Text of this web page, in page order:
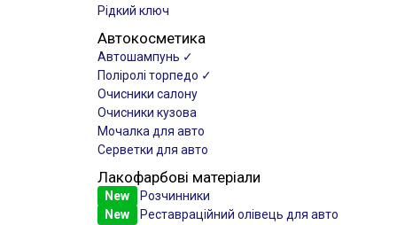
Рідкий ключ
Автокосметика
Автошампунь ✓
Поліролі торпедо ✓
Очисники салону
Очисники кузова
Мочалка для авто
Серветки для авто
Лакофарбові матеріали
New
Розчинники
New
Реставраційний олівець для авто